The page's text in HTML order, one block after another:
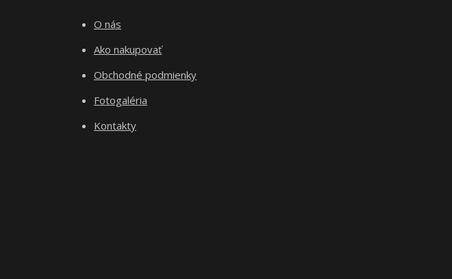
O nás
Ako nakupovať
Obchodné podmienky
Fotogaléria
Kontakty